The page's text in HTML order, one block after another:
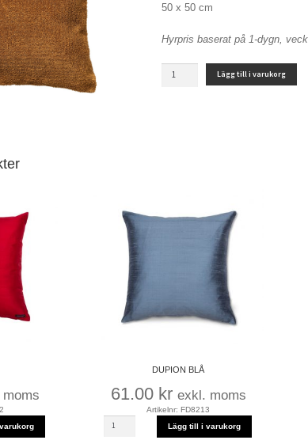
50 x 50 cm
Hyrpris baserat på 1-dygn,
Lägg till i varukorg
DUPION BLÅ
61.00 kr exkl. moms
Artikelnr: FD8213
Lägg till i varukorg